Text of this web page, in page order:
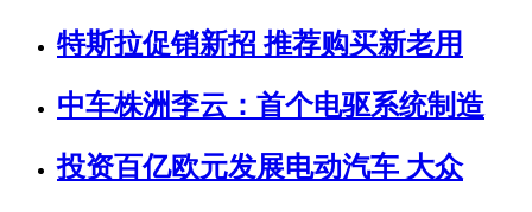
特斯拉促销新招 推荐购买新老用
中车株洲李云：首个电驱系统制造
投资百亿欧元发展电动汽车 大众